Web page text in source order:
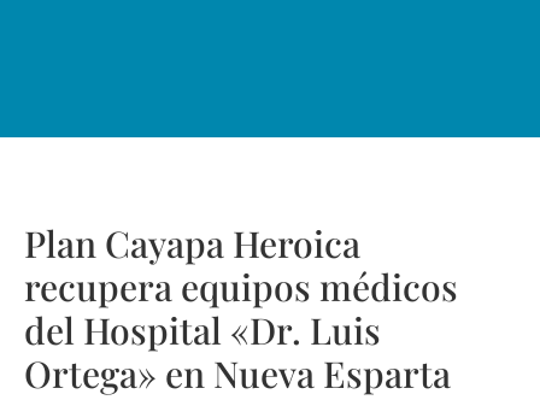
Plan Cayapa Heroica
recupera equipos médicos
del Hospital «Dr. Luis
Ortega» en Nueva Esparta